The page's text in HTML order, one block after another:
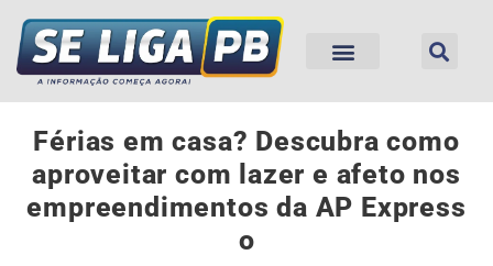
Férias em casa? Descubra como
aproveitar com lazer e afeto nos
empreendimentos da AP Express
o